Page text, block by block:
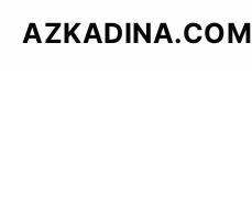
AZKADINA.COM